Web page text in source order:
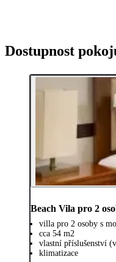
Dostupnost
Beach Vila pro 2
villa pro 2 osoby s
cca 54 m2
vlastní příslušenství
klimatizace